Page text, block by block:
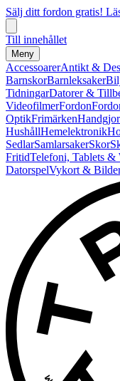
Sälj ditt fordon gratis!
Till innehållet
Meny
AccessoarerAntikt &
BarnskorBarnleksaker
TidningarDatorer &
VideofilmerFordon
OptikFrimärken
HushållHemelektronik
SedlarSamlarsakerSkor
FritidTelefoni, Tablets &
DatorspelVykort &